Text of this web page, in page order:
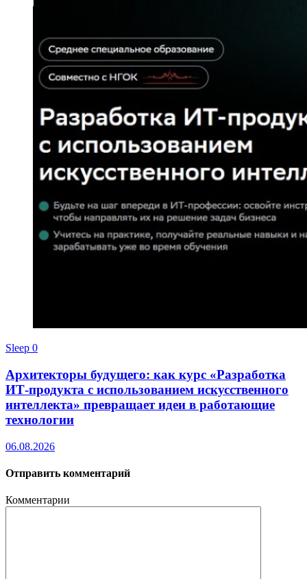
Sleep 0
Архитекторы будущего: как курс «Разработка
ИТ-продукта с использованием искусственного
интеллекта» превращает идеи в работающие
технологии
06.08.2026
Отправить комментарий
Комментарии